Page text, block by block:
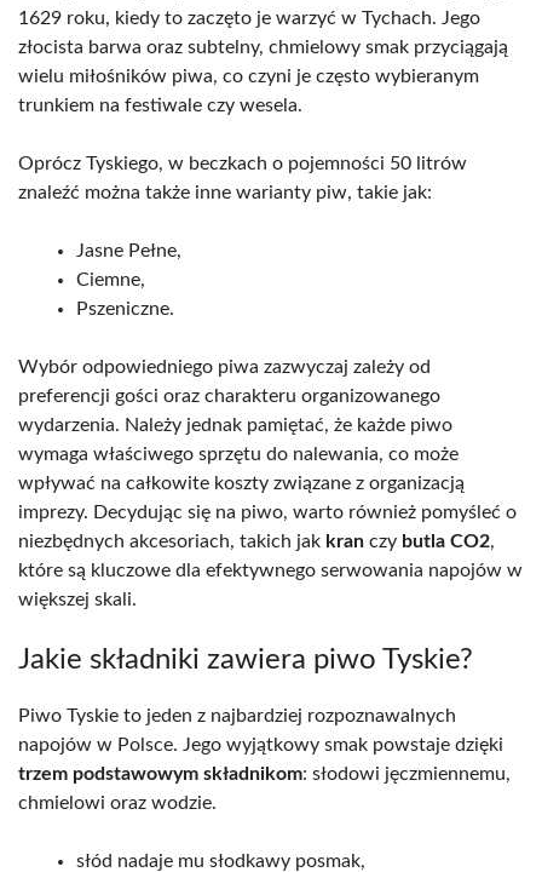
1629 roku, kiedy to zaczęto je warzyć w Tychach. Jego
złocista barwa oraz subtelny, chmielowy smak przyciągają
wielu miłośników piwa, co czyni je często wybieranym
trunkiem na festiwale czy wesela.
Oprócz Tyskiego, w beczkach o pojemności 50 litrów
znaleźć można także inne warianty piw, takie jak:
Jasne Pełne,
Ciemne,
Pszeniczne.
Wybór odpowiedniego piwa zazwyczaj zależy od
preferencji gości oraz charakteru organizowanego
wydarzenia. Należy jednak pamiętać, że każde piwo
wymaga właściwego sprzętu do nalewania, co może
wpływać na całkowite koszty związane z organizacją
imprezy. Decydując się na piwo, warto również pomyśleć o
niezbędnych akcesoriach, takich jak kran czy butla CO2,
które są kluczowe dla efektywnego serwowania napojów w
większej skali.
Jakie składniki zawiera piwo Tyskie?
Piwo Tyskie to jeden z najbardziej rozpoznawalnych
napojów w Polsce. Jego wyjątkowy smak powstaje dzięki
trzem podstawowym składnikom: słodowi jęczmiennemu,
chmielowi oraz wodzie.
słód nadaje mu słodkawy posmak,